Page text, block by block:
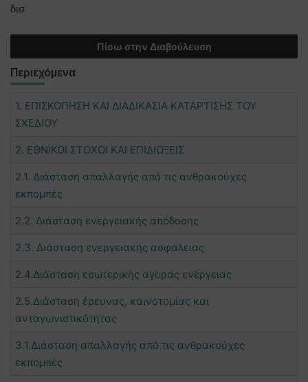
δισ.
Πίσω στην Διαβούλευση
Περιεχόμενα
1. ΕΠΙΣΚΟΠΗΣΗ ΚΑΙ ΔΙΑΔΙΚΑΣΙΑ ΚΑΤΑΡΤΙΣΗΣ ΤΟΥ
ΣΧΕΔΙΟΥ
2. ΕΘΝΙΚΟΙ ΣΤΟΧΟΙ ΚΑΙ ΕΠΙΔΙΩΞΕΙΣ
2.1. Διάσταση απαλλαγής από τις ανθρακούχες
εκπομπές
2.2. Διάσταση ενεργειακής απόδοσης
2.3. Διάσταση ενεργειακής ασφάλειας
2.4.Διάσταση εσωτερικής αγοράς ενέργειας
2.5.Διάσταση έρευνας, καινοτομίας και
ανταγωνιστικότητας
3.1.Διάσταση απαλλαγής από τις ανθρακούχες
εκπομπές